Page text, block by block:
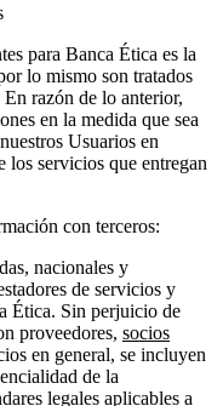
para Banca Ética es la
lo mismo son tratados
razón de lo anterior,
en la medida que sea
Usuarios en
los servicios que entregan
con terceros:
nacionales y
de servicios y
Ética. Sin perjuicio de
proveedores, socios
en general, se incluyen
de la
legales aplicables a